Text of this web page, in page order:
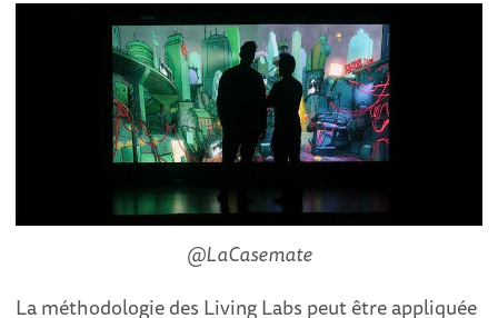
@LaCasemate
La méthodologie des Living Labs peut être appliquée